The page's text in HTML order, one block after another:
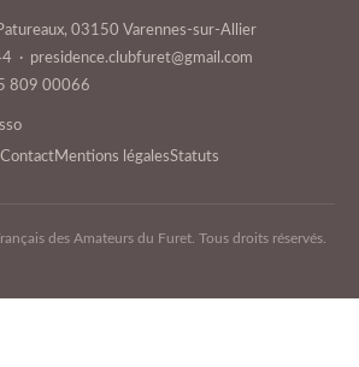
03150 Varennes-sur-Allier
· presidence.clubfuret@gmail.com
809 00066
ContactMentions légalesStatuts
des Amateurs du Furet. Tous droits réservés.